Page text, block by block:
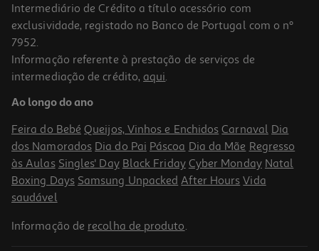
4.7
Tv Qled Samsung Tq65q7faauxxc (65" 4k Smart Tv Ai 163cm)
539.99 €/un
539,99 €
Indisponível online
Intermediário de Crédito a título acessório com
exclusividade, registado no Banco de Portugal com o nº
7952.
Informação referente à prestação de serviços de
intermediação de crédito, aqui.
Ao longo do ano
Feira do Bebé Queijos, Vinhos e Enchidos Carnaval Dia
dos Namorados Dia do Pai Páscoa Dia da Mãe Regresso
às Aulas Singles' Day Black Friday Cyber Monday Natal
Boxing Days Samsung Unpacked After Hours Vida
saudável
Informação de recolha de produto.